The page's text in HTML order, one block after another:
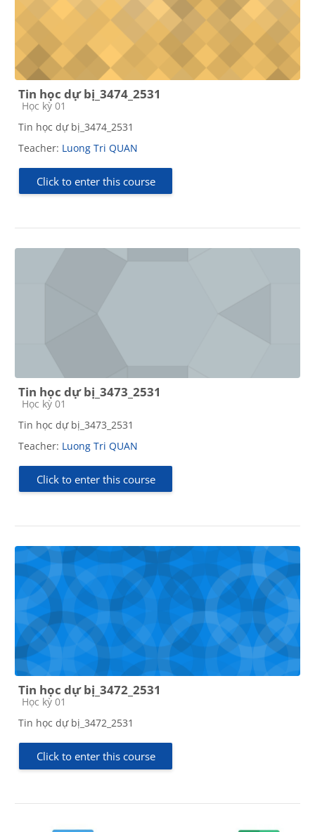
Tin học dự bị_3474_2531
Course category
Học kỳ 01
Tin học dự bị_3474_2531
Teacher: Luong Tri QUAN
Click to enter this course
Tin học dự bị_3473_2531
Course category
Học kỳ 01
Tin học dự bị_3473_2531
Teacher: Luong Tri QUAN
Click to enter this course
Tin học dự bị_3472_2531
Course category
Học kỳ 01
Tin học dự bị_3472_2531
Click to enter this course